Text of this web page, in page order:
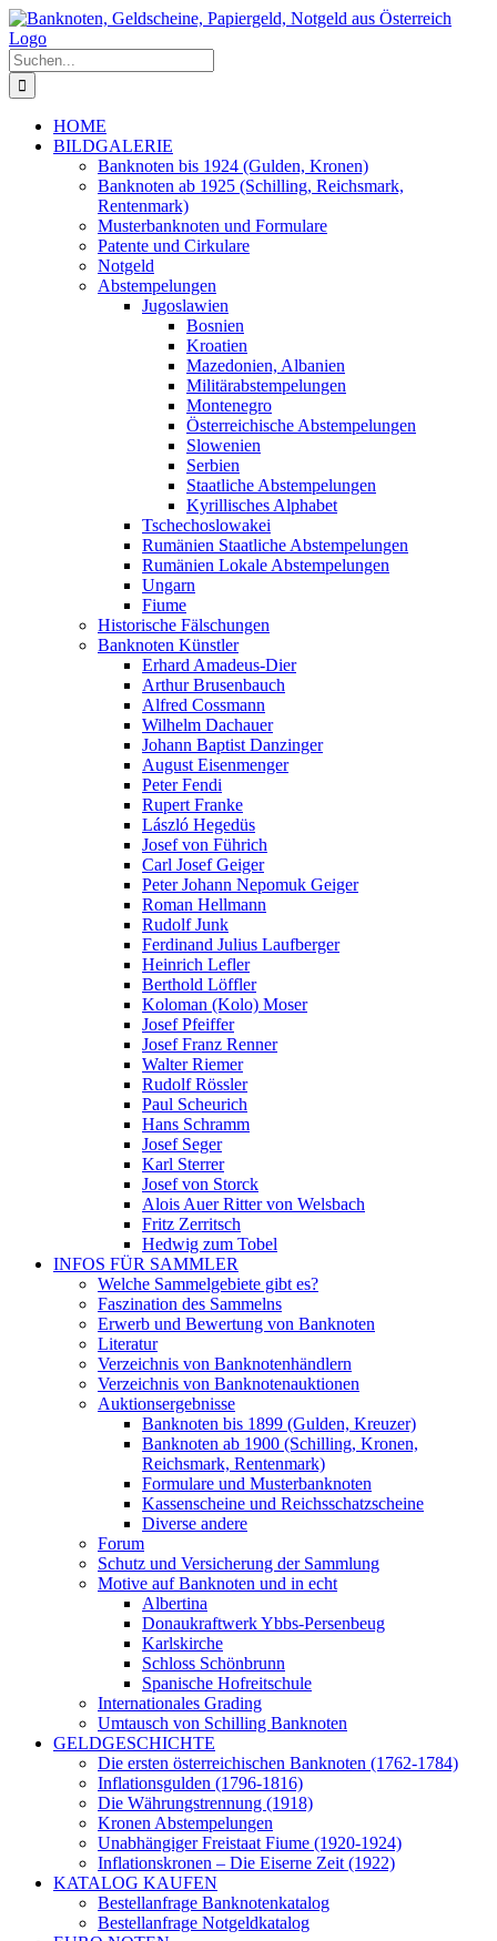
Zum
Inhalt
springen
Suche
nach:
HOME
BILDGALERIE
Banknoten bis 1924 (Gulden, Kronen)
Banknoten ab 1925 (Schilling, Reichsmark,
Rentenmark)
Musterbanknoten und Formulare
Patente und Cirkulare
Notgeld
Abstempelungen
Jugoslawien
Bosnien
Kroatien
Mazedonien, Albanien
Militärabstempelungen
Montenegro
Österreichische Abstempelungen
Slowenien
Serbien
Staatliche Abstempelungen
Kyrillisches Alphabet
Tschechoslowakei
Rumänien Staatliche Abstempelungen
Rumänien Lokale Abstempelungen
Ungarn
Fiume
Historische Fälschungen
Banknoten Künstler
Erhard Amadeus-Dier
Arthur Brusenbauch
Alfred Cossmann
Wilhelm Dachauer
Johann Baptist Danzinger
August Eisenmenger
Peter Fendi
Rupert Franke
László Hegedüs
Josef von Führich
Carl Josef Geiger
Peter Johann Nepomuk Geiger
Roman Hellmann
Rudolf Junk
Ferdinand Julius Laufberger
Heinrich Lefler
Berthold Löffler
Koloman (Kolo) Moser
Josef Pfeiffer
Josef Franz Renner
Walter Riemer
Rudolf Rössler
Paul Scheurich
Hans Schramm
Josef Seger
Karl Sterrer
Josef von Storck
Alois Auer Ritter von Welsbach
Fritz Zerritsch
Hedwig zum Tobel
INFOS FÜR SAMMLER
Welche Sammelgebiete gibt es?
Faszination des Sammelns
Erwerb und Bewertung von Banknoten
Literatur
Verzeichnis von Banknotenhändlern
Verzeichnis von Banknotenauktionen
Auktionsergebnisse
Banknoten bis 1899 (Gulden, Kreuzer)
Banknoten ab 1900 (Schilling, Kronen,
Reichsmark, Rentenmark)
Formulare und Musterbanknoten
Kassenscheine und Reichsschatzscheine
Diverse andere
Forum
Schutz und Versicherung der Sammlung
Motive auf Banknoten und in echt
Albertina
Donaukraftwerk Ybbs-Persenbeug
Karlskirche
Schloss Schönbrunn
Spanische Hofreitschule
Internationales Grading
Umtausch von Schilling Banknoten
GELDGESCHICHTE
Die ersten österreichischen Banknoten (1762-1784)
Inflationsgulden (1796-1816)
Die Währungstrennung (1918)
Kronen Abstempelungen
Unabhängiger Freistaat Fiume (1920-1924)
Inflationskronen – Die Eiserne Zeit (1922)
KATALOG KAUFEN
Bestellanfrage Banknotenkatalog
Bestellanfrage Notgeldkatalog